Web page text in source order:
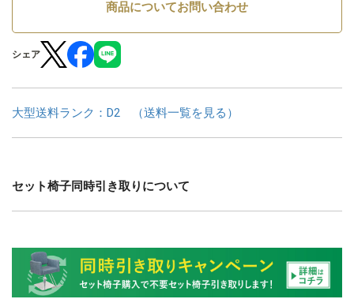
商品についてお問い合わせ
シェア
大型送料ランク：D2 （送料一覧を見る）
セット椅子同時引き取りについて